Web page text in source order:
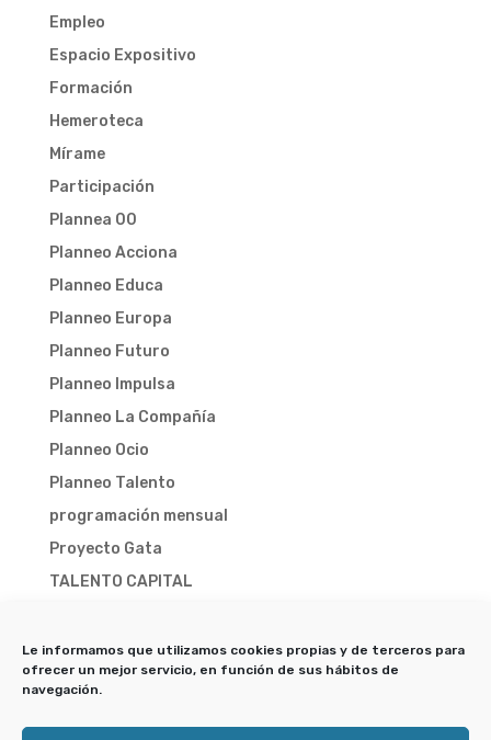
Le informamos que utilizamos cookies propias y de terceros para
ofrecer un mejor servicio, en función de sus hábitos de
navegación.
Empleo
Espacio Expositivo
Formación
Hemeroteca
Mírame
Participación
Plannea 00
Planneo Acciona
Planneo Educa
Planneo Europa
Planneo Futuro
Planneo Impulsa
Planneo La Compañía
Planneo Ocio
Planneo Talento
programación mensual
Proyecto Gata
TALENTO CAPITAL
TALENTO CAPITAL 2026
Trampa-X